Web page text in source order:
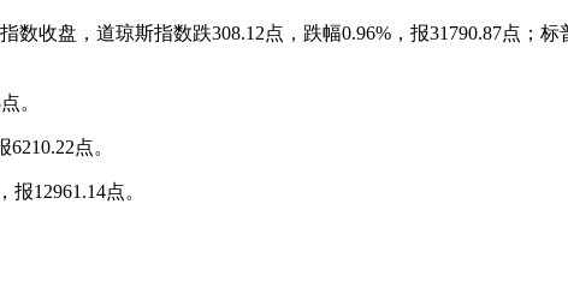
收盘，道琼斯指数跌308.12点，跌幅0.96%，报31790.87点；
。
点。
12961.14点。